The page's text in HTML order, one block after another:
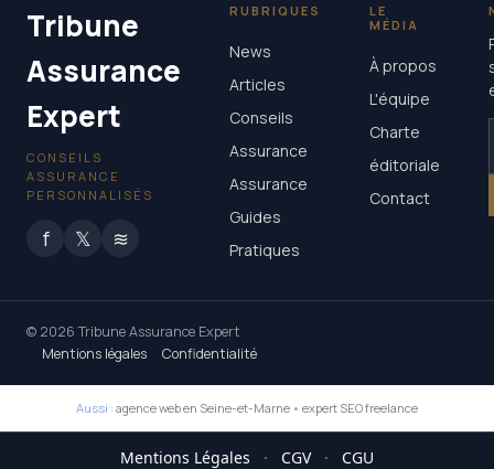
Tribune
Assurance
Expert
CONSEILS
ASSURANCE
PERSONNALISÉS
f 𝕏 ≋
RUBRIQUES
News
Articles
Conseils
Assurance
Assurance
Guides
Pratiques
LE
MÉDIA
À propos
L'équipe
Charte
éditoriale
Contact
© 2026 Tribune Assurance Expert
Mentions légales
Confidentialité
Aussi : agence web en Seine-et-Marne • expert SEO freelance
Mentions Légales · CGV · CGU